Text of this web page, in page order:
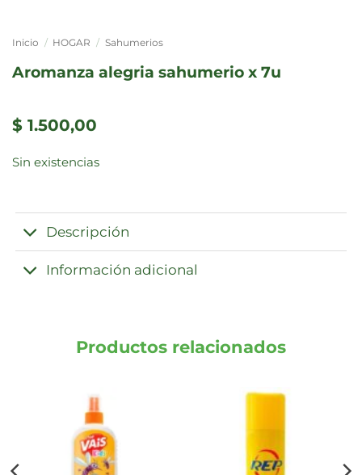
Inicio / HOGAR / Sahumerios
aromanza alegria sahumerio x 7u
$ 1.500,00
Sin existencias
Descripción
Información adicional
Productos relacionados